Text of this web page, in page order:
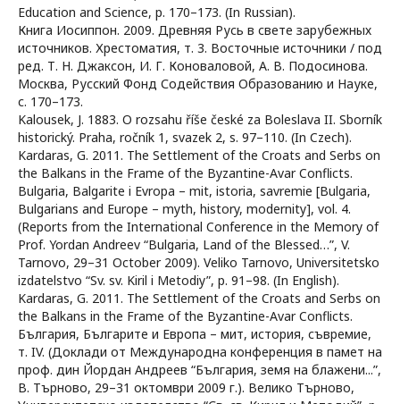
Education and Science, p. 170–173. (In Russian).
Книга Иосиппон. 2009. Древняя Русь в свете зарубежных
источников. Хрестоматия, т. 3. Восточные источники / под
ред. Т. Н. Джаксон, И. Г. Коноваловой, А. В. Подосинова.
Москва, Русский Фонд Содействия Образованию и Науке,
с. 170–173.
Kalousek, J. 1883. O rozsahu říše české za Boleslava II. Sborník
historický. Praha, ročník 1, svazek 2, s. 97–110. (In Czech).
Kardaras, G. 2011. The Settlement of the Croats and Serbs on
the Balkans in the Frame of the Byzantine-Avar Conflicts.
Bulgaria, Balgarite i Evropa – mit, istoria, savremie [Bulgaria,
Bulgarians and Europe – myth, history, modernity], vol. 4.
(Reports from the International Conference in the Memory of
Prof. Yordan Andreev “Bulgaria, Land of the Blessed…”, V.
Tarnovo, 29–31 October 2009). Veliko Tarnovo, Universitetsko
izdatelstvo “Sv. sv. Kiril i Metodiy”, p. 91–98. (In English).
Kardaras, G. 2011. The Settlement of the Croats and Serbs on
the Balkans in the Frame of the Byzantine-Avar Conflicts.
България, Българите и Европа – мит, история, съвремие,
т. IV. (Доклади от Международна конференция в памет на
проф. дин Йордан Андреев “България, земя на блажени...”,
В. Търново, 29–31 октомври 2009 г.). Велико Търново,